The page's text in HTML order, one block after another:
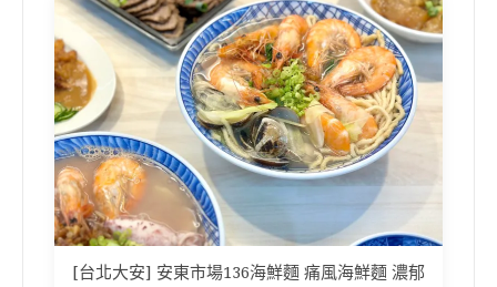
[台北大安] 安東市場136海鮮麵 痛風海鮮麵 濃郁